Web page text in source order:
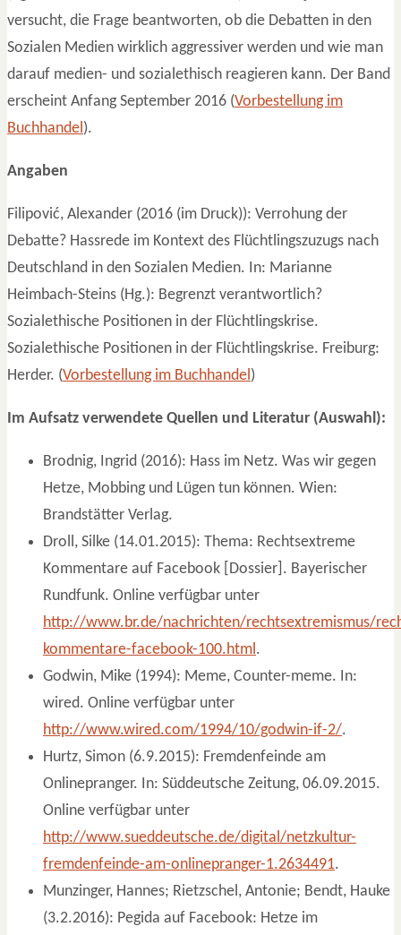
versucht, die Frage beantworten, ob die Debatten in den
Sozialen Medien wirklich aggressiver werden und wie man
darauf medien- und sozialethisch reagieren kann. Der Band
erscheint Anfang September 2016 (Vorbestellung im
Buchhandel ).
Angaben
Filipović, Alexander (2016 (im Druck)): Verrohung der
Debatte? Hassrede im Kontext des Flüchtlingszuzugs nach
Deutschland in den Sozialen Medien. In: Marianne
Heimbach-Steins (Hg.): Begrenzt verantwortlich?
Sozialethische Positionen in der Flüchtlingskrise.
Sozialethische Positionen in der Flüchtlingskrise. Freiburg:
Herder. (Vorbestellung im Buchhandel )
Im Aufsatz verwendete Quellen und Literatur (Auswahl):
Brodnig, Ingrid (2016): Hass im Netz. Was wir gegen
Hetze, Mobbing und Lügen tun können. Wien:
Brandstätter Verlag.
Droll, Silke (14.01.2015): Thema: Rechtsextreme
Kommentare auf Facebook [Dossier]. Bayerischer
Rundfunk. Online verfügbar unter
http://www.br.de/nachrichten/rechtsextremismus/
kommentare-facebook-100.html .
Godwin, Mike (1994): Meme, Counter-meme. In:
wired. Online verfügbar unter
http://www.wired.com/1994/10/godwin-if-2/.
Hurtz, Simon (6.9.2015): Fremdenfeinde am
Onlinepranger. In: Süddeutsche Zeitung, 06.09.2015.
Online verfügbar unter
http://www.sueddeutsche.de/digital/netzkultur-
fremdenfeinde-am-onlinepranger-1.2634491.
Munzinger, Hannes; Rietzschel, Antonie; Bendt, Hauke
(3.2.2016): Pegida auf Facebook: Hetze im